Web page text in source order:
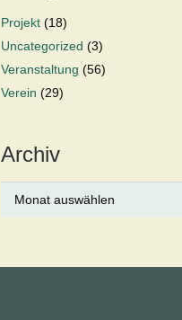
Projekt (18)
Uncategorized (3)
Veranstaltung (56)
Verein (29)
Archiv